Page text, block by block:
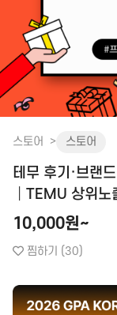
앱│어플
구글플레이
앱스토어
원스토어
클라우드
CPC검색
플레이
TV 채
스토어 스토어
테무 후기·브랜
│TEMU 상위노
10,000원~
찜하기 (30)